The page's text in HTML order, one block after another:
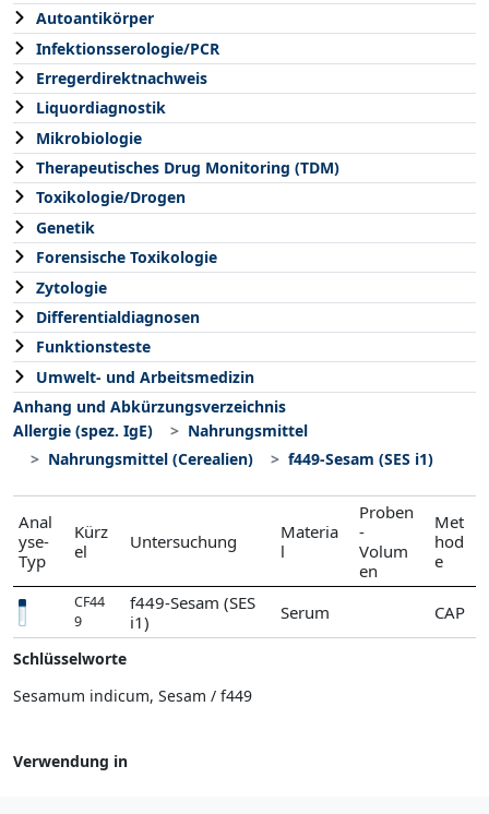
Autoantikörper
Infektionsserologie/PCR
Erregerdirektnachweis
Liquordiagnostik
Mikrobiologie
Therapeutisches Drug Monitoring (TDM)
Toxikologie/Drogen
Genetik
Forensische Toxikologie
Zytologie
Differentialdiagnosen
Funktionsteste
Umwelt- und Arbeitsmedizin
Anhang und Abkürzungsverzeichnis
Allergie (spez. IgE)
Nahrungsmittel
Nahrungsmittel (Cerealien)
f449-Sesam (SES i1)
Anal
yse-
Typ
Kürz
el
Untersuchung
Materia
l
Proben
-
Volum
en
Met
hod
e
CF44
9
f449-Sesam (SES
i1)
Serum CAP
Schlüsselworte
Sesamum indicum, Sesam / f449
Verwendung in